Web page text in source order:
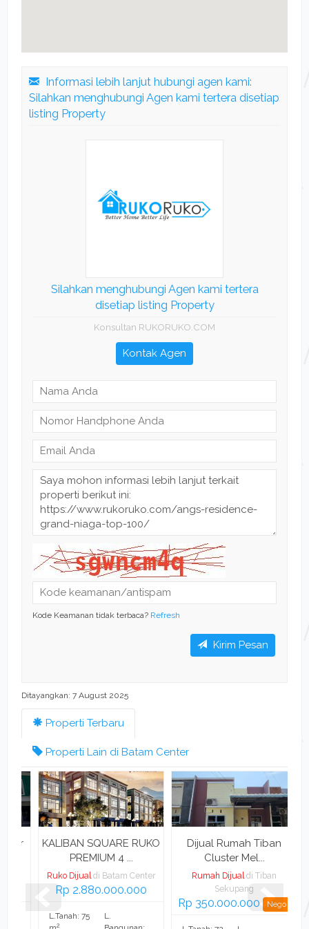
Informasi lebih lanjut hubungi agen kami:
Silahkan menghubungi Agen kami tertera disetiap
listing Property
Silahkan menghubungi Agen kami tertera
disetiap listing Property
Konsultan RUKORUKO.COM
Kontak Agen
Kode Keamanan tidak terbaca? Refresh
Kirim Pesan
Ditayangkan: 7 August 2025
Properti Terbaru
Properti Lain di Batam Center
KALIBAN SQUARE RUKO
PREMIUM 4 ...
Ruko Dijual di Batam Center
Rp 2.880.000.000
L.Tanah: 75
Dijual Rumah Tiban
Cluster Mel...
Rumah Dijual di Tiban
Sekupang
Rp 350.000.000 Nego